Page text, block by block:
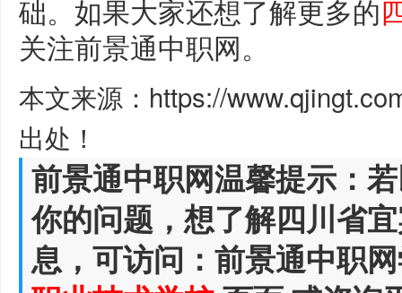
础。如果大家还想了解更多的
关注前景通中职网。
本文来源：https://
出处！
前景通中职网温馨提示：
你的问题，想了解四川省
息，可访问：前景通中职